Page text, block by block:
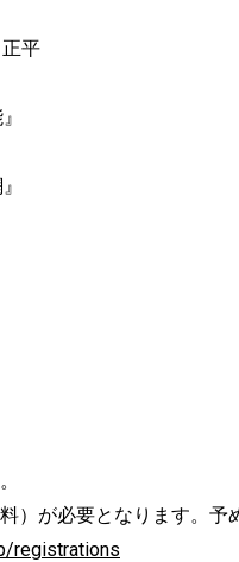
平
』
』
が必要となります。予
registrations